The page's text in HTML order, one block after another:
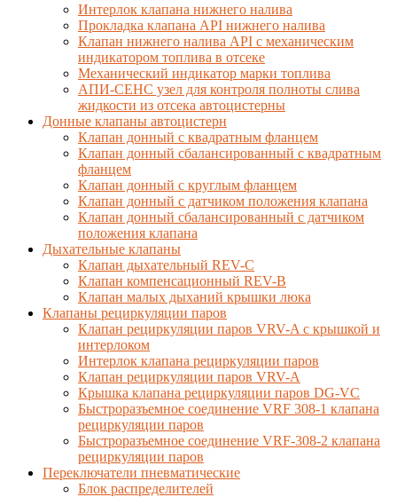
Интерлок клапана нижнего налива
Прокладка клапана API нижнего налива
Клапан нижнего налива API с механическим
индикатором топлива в отсеке
Механический индикатор марки топлива
АПИ-СЕНС узел для контроля полноты слива
жидкости из отсека автоцистерны
Донные клапаны автоцистерн
Клапан донный с квадратным фланцем
Клапан донный сбалансированный с квадратным
фланцем
Клапан донный с круглым фланцем
Клапан донный с датчиком положения клапана
Клапан донный сбалансированный с датчиком
положения клапана
Дыхательные клапаны
Клапан дыхательный REV-C
Клапан компенсационный REV-B
Клапан малых дыханий крышки люка
Клапаны рециркуляции паров
Клапан рециркуляции паров VRV-A с крышкой и
интерлоком
Интерлок клапана рециркуляции паров
Клапан рециркуляции паров VRV-A
Крышка клапана рециркуляции паров DG-VC
Быстроразъемное соединение VRF 308-1 клапана
рециркуляции паров
Быстроразъемное соединение VRF-308-2 клапана
рециркуляции паров
Переключатели пневматические
Блок распределителей